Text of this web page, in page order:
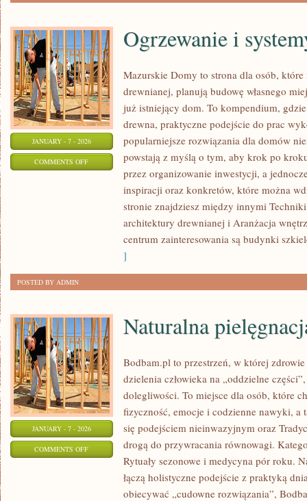
JANUARY - 7 - 2026
COMMENTS OFFON
OGRZEWANIE
GRZEWCZE
Ogrzewanie i
Mazurskie Domy to strona dla osób,
drewnianej, planują budowę własnego
już istniejący dom. To kompendium,
drewna, praktyczne podejście do prac
popularniejsze rozwiązania dla domów
powstają z myślą o tym, aby krok po
przez organizowanie inwestycji, a
inspiracji oraz konkretów, które można
stronie znajdziesz między innymi
architektury drewnianej i Aranżacja
centrum zainteresowania są budynki
]
POSTED BY ADMIN
JANUARY - 7 - 2026
COMMENTS OFFON
NATURALNA
PIELĘGNACJA
Naturalna
Bodbam.pl to przestrzeń, w której zdrowie
dzielenia człowieka na „oddzielne
dolegliwości. To miejsce dla osób, które
fizyczność, emocje i codzienne nawyki, a
się podejściem nieinwazyjnym oraz
drogą do przywracania równowagi.
Rytuały sezonowe i medycyna pór roku.
łączą holistyczne podejście z praktyką
obiecywać „cudowne rozwiązania”,